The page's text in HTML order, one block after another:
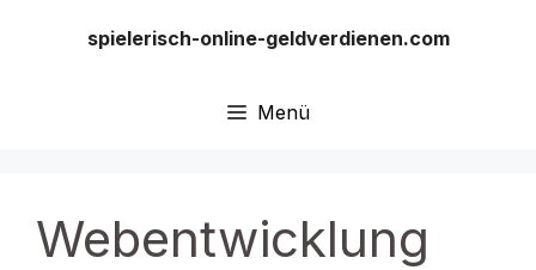
spielerisch-online-geldverdienen.com
Menü
Webentwicklung